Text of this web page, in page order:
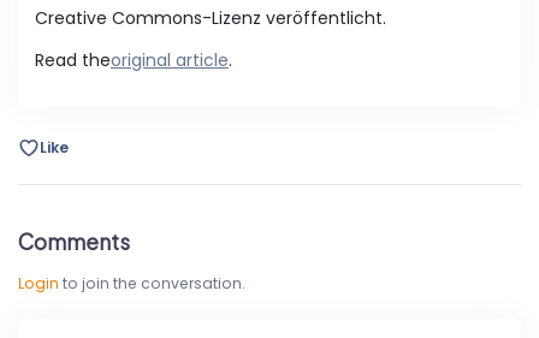
Creative Commons-Lizenz veröffentlicht.
Read theoriginal article.
Like
Comments
Login to join the conversation.